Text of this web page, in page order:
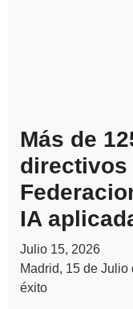
Más de
directivos
IA
Julio 15, 2026
Madrid, 15 de
éxito